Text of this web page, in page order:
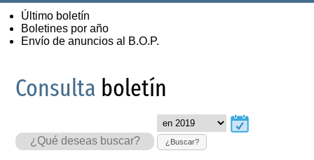
Último boletín
Boletines por año
Envío de anuncios al B.O.P.
Consulta boletín
¿Buscar?